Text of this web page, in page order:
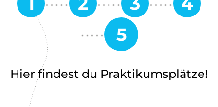
Hier findest du Praktikumsplätze!